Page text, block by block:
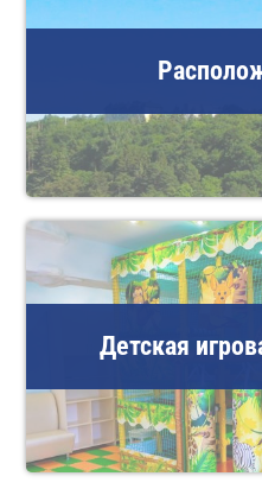
Детская